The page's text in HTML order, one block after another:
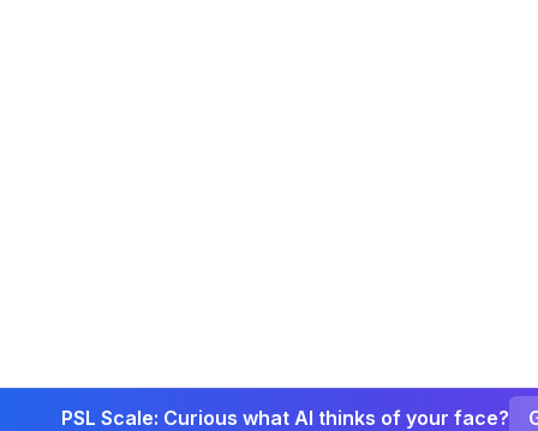
PSL Scale: Curious what AI thinks of your face?